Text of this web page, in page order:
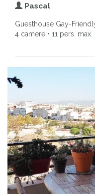
Pascal
Guesthouse Gay-
4 camere • 11 pers. max.